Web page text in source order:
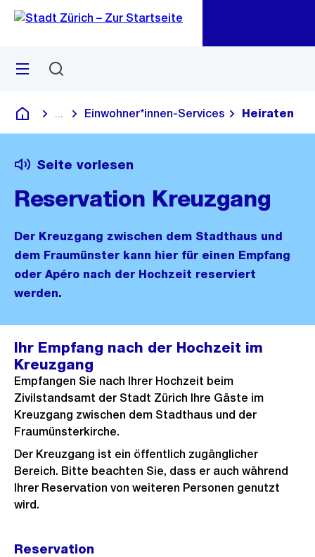
Navigation
Sprunglink
Menü
Deutsch
Blende alle Breadcrumbs ein
Einwohner*innen-Services Heiraten
Seite vorlesen
Reservation Kreuzgang
Der Kreuzgang zwischen dem Stadthaus und
dem Fraumünster kann hier für einen Empfang
oder Apéro nach der Hochzeit reserviert
werden.
Ihr Empfang nach der Hochzeit im
Kreuzgang
Empfangen Sie nach Ihrer Hochzeit beim
Zivilstandsamt der Stadt Zürich Ihre Gäste im
Kreuzgang zwischen dem Stadthaus und der
Fraumünsterkirche.
Der Kreuzgang ist ein öffentlich zugänglicher
Bereich. Bitte beachten Sie, dass er auch während
Ihrer Reservation von weiteren Personen genutzt
wird.
Reservation